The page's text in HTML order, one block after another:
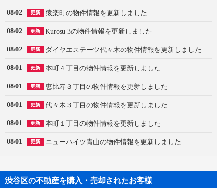
08/02 更新 猿楽町の物件情報を更新しました
08/02 更新 Kurosu 3の物件情報を更新しました
08/02 更新 ダイヤエステーツ代々木の物件情報を更新しました
08/01 更新 本町４丁目の物件情報を更新しました
08/01 更新 恵比寿３丁目の物件情報を更新しました
08/01 更新 代々木３丁目の物件情報を更新しました
08/01 更新 本町１丁目の物件情報を更新しました
08/01 更新 ニューハイツ青山の物件情報を更新しました
渋谷区の不動産を購入・売却されたお客様